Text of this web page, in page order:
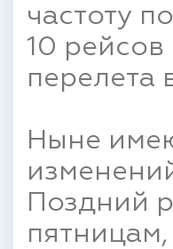
частоту
10
перелета
Ныне
Поздний